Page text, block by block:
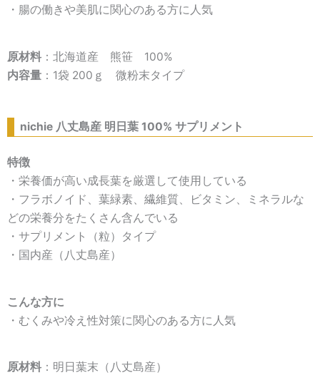
・腸の働きや美肌に関心のある方に人気
原材料 ：北海道産 熊笹 100%
内容量 ：1袋 200ｇ 微粉末タイプ
nichie 八丈島産 明日葉 100% サプリメント
特徴
・栄養価が高い成長葉を厳選して使用している
・フラボノイド、葉緑素、繊維質、ビタミン、ミネラルな
どの栄養分をたくさん含んでいる
・サプリメント（粒）タイプ
・国内産（八丈島産）
こんな方に
・むくみや冷え性対策に関心のある方に人気
原材料 ：明日葉末（八丈島産）